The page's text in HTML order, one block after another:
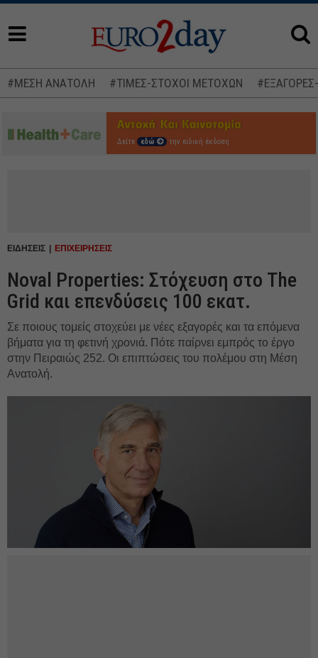
#ΜΕΣΗ ΑΝΑΤΟΛΗ #ΤΙΜΕΣ-ΣΤΟΧΟΙ ΜΕΤΟΧΩΝ
Δείτε εδώ την ειδική έκδοση
ΕΙΔΗΣΕΙΣ ΕΠΙΧΕΙΡΗΣΕΙΣ
Noval Properties: Στόχευση στο The
Grid και επενδύσεις 100 εκατ.
Σε ποιους τομείς στοχεύει με νέες εξαγορές και τα επόμενα
βήματα για τη φετινή χρονιά. Πότε παίρνει εμπρός το έργο
στην Πειραιώς 252. Οι επιπτώσεις του πολέμου στη Μέση
Ανατολή.